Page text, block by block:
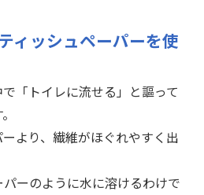
ィッシュペーパーを使
「トイレに流せる」と謳って
より、繊維がほぐれやすく出
ーのように水に溶けるわけで